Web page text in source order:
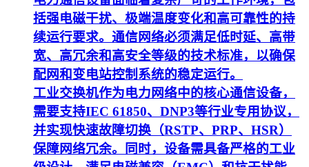
括强电磁干扰、极端温度变化和高可靠性的持
续运行要求。通信网络必须满足低时延、高带
宽、高冗余和高安全等级的技术标准，以确保
配网和变电站控制系统的稳定运行。
工业交换机作为电力网络中的核心通信设备，
需要支持IEC 61850、DNP3等行业专用协议，
并实现快速故障切换（RSTP、PRP、HSR）
保障网络冗余。同时，设备需具备严格的工业